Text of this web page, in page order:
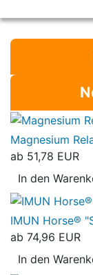
Magnesium
ab 51,78 EUR
In den
IMUN Horse®
ab 74,96 EUR
In den